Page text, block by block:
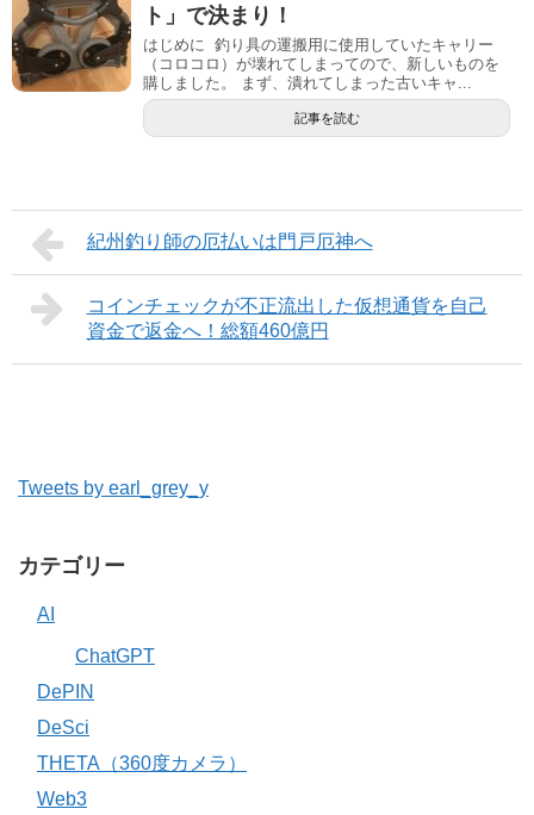
ト」で決まり！
はじめに 釣り具の運搬用に使用していたキャリー
（コロコロ）が壊れてしまってので、新しいものを
購しました。 まず、潰れてしまった古いキャ...
記事を読む
紀州釣り師の厄払いは門戸厄神へ
コインチェックが不正流出した仮想通貨を自己
資金で返金へ！総額460億円
Tweets by earl_grey_y
カテゴリー
AI
ChatGPT
DePIN
DeSci
THETA（360度カメラ）
Web3